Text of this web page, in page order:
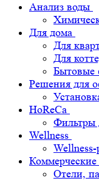
Анализ воды
Для дома
Для
Для
Бытовые
Решения для
HoReCa
Фильтры
Wellness
Отели,